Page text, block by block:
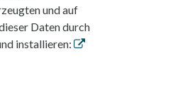
und auf
Daten durch
installieren: